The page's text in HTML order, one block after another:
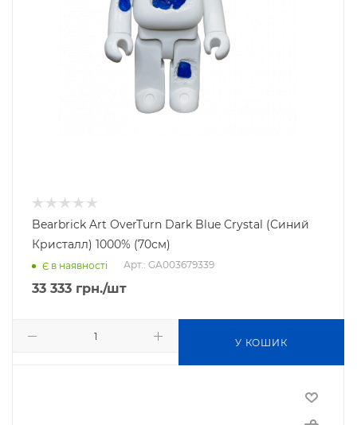
Bearbrick Art OverTurn Dark Blue Crystal (Синий
Кристалл) 1000% (70см)
Є в наявності Арт.: GA003679339
33 333 грн./шт
У КОШИК